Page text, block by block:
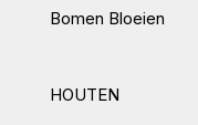
Bomen Bloeien
HOUTEN